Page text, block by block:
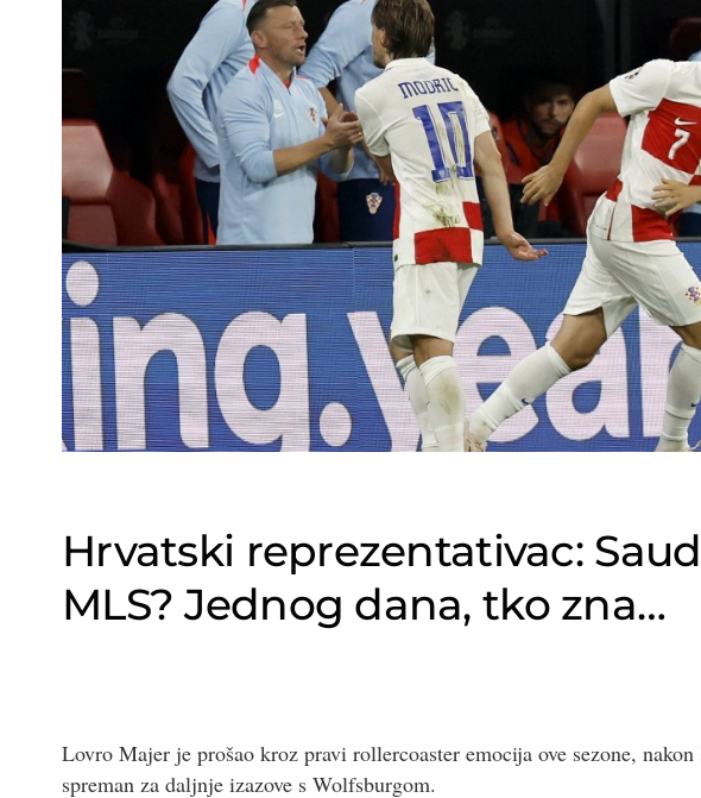
Hrvatski reprezentativac:
MLS? Jednog dana, tko zna…
Lovro Majer je prošao kroz pravi rollercoaster emocija ove sezone,
spreman za daljnje izazove s Wolfsburgom.